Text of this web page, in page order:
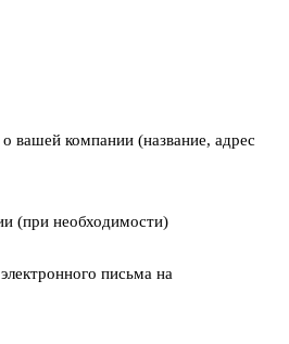
вашей компании (название, адрес
(при необходимости)
письма на